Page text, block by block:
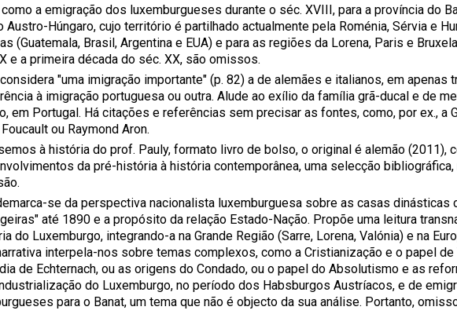
a emigração dos luxemburgueses durante o séc. XVIII, para a província do
Austro-Húngaro, cujo território é partilhado actualmente pela Roménia, Sérvia e
(Guatemala, Brasil, Argentina e EUA) e para as regiões da Lorena, Paris e
e a primeira década do séc. XX, são omissos.
"uma imigração importante" (p. 82) a de alemães e italianos, em apenas
à imigração portuguesa ou outra. Alude ao exílio da família grã-ducal e de
em Portugal. Há citações e referências sem precisar as fontes, como, por ex., a
ou Raymond Aron.
à história do prof. Pauly, formato livro de bolso, o original é alemão (2011),
da pré-história à história contemporânea, uma selecção
se da perspectiva nacionalista luxemburguesa sobre as casas dinásticas
até 1890 e a propósito da relação Estado-Nação. Propõe uma leitura
do Luxemburgo, integrando-a na Grande Região (Sarre, Lorena, Valónia) e na
interpela-nos sobre temas complexos, como a Cristianização e o papel
de Echternach, ou as origens do Condado, ou o papel do Absolutismo e as
do Luxemburgo, no período dos Habsburgos Austríacos, e de
para o Banat, um tema que não é objecto da sua análise. Portanto,